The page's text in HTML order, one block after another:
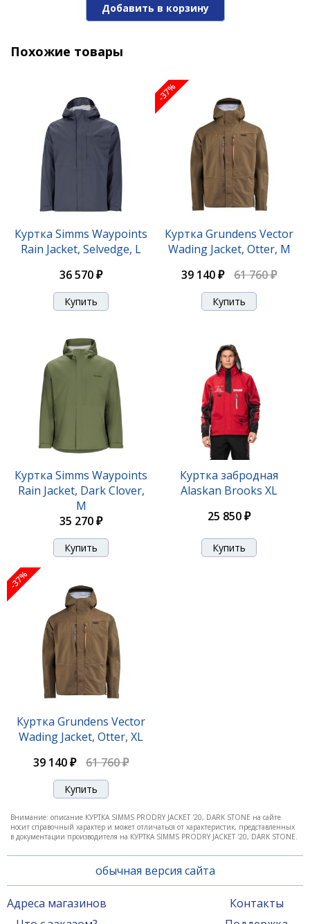
Добавить в корзину
Похожие товары
Куртка Simms Waypoints
Rain Jacket, Selvedge, L
36 570 ₽
-37%
Куртка Grundens Vector
Wading Jacket, Otter, M
39 140 ₽
61 760 ₽
Куртка Simms Waypoints
Rain Jacket, Dark Clover,
M
35 270 ₽
Куртка забродная
Alaskan Brooks XL
25 850 ₽
-37%
Куртка Grundens Vector
Wading Jacket, Otter, XL
39 140 ₽
61 760 ₽
Внимание: описание КУРТКА SIMMS PRODRY JACKET '20, DARK STONE на сайте
носит справочный характер и может отличаться от характеристик, представленных
в документации производителя на КУРТКА SIMMS PRODRY JACKET '20, DARK STONE.
обычная версия сайта
Адреса магазинов
Контакты